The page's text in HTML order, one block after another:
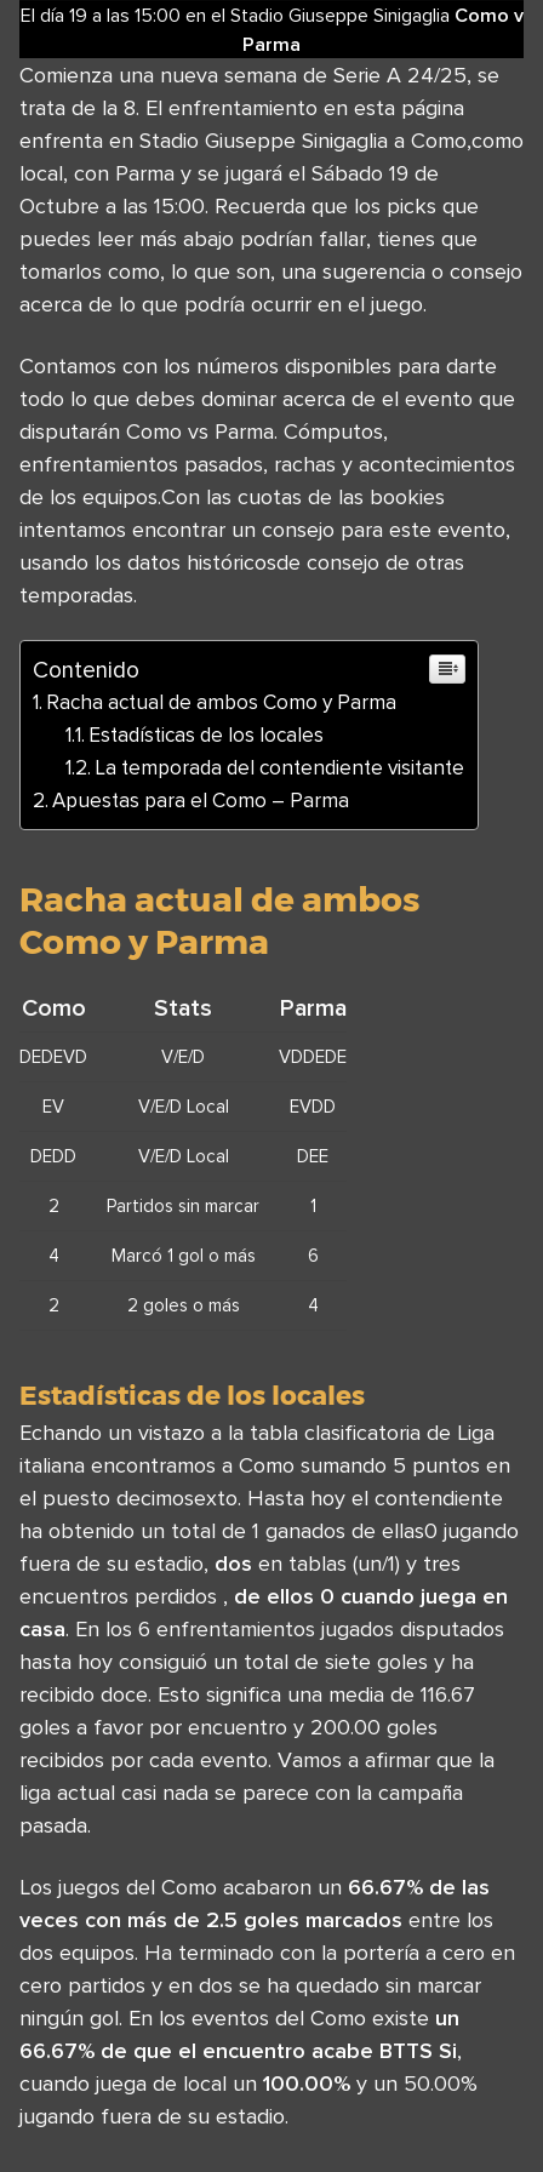
El día 19 a las 15:00 en el Stadio Giuseppe Sinigaglia Como v
Parma
Comienza una nueva semana de Serie A 24/25, se
trata de la 8. El enfrentamiento en esta página
enfrenta en Stadio Giuseppe Sinigaglia a Como,como
local, con Parma y se jugará el Sábado 19 de
Octubre a las 15:00. Recuerda que los picks que
puedes leer más abajo podrían fallar, tienes que
tomarlos como, lo que son, una sugerencia o consejo
acerca de lo que podría ocurrir en el juego.
Contamos con los números disponibles para darte
todo lo que debes dominar acerca de el evento que
disputarán Como vs Parma. Cómputos,
enfrentamientos pasados, rachas y acontecimientos
de los equipos.Con las cuotas de las bookies
intentamos encontrar un consejo para este evento,
usando los datos históricosde consejo de otras
temporadas.
Contenido
Racha actual de ambos Como y Parma
Estadísticas de los locales
La temporada del contendiente visitante
Apuestas para el Como – Parma
Racha actual de ambos
Como y Parma
Como Stats Parma
DEDEVD V/E/D VDDEDE
EV V/E/D Local EVDD
DEDD V/E/D Local DEE
2 Partidos sin marcar 1
4 Marcó 1 gol o más 6
2 2 goles o más 4
Estadísticas de los locales
Echando un vistazo a la tabla clasificatoria de Liga
italiana encontramos a Como sumando 5 puntos en
el puesto decimosexto. Hasta hoy el contendiente
ha obtenido un total de 1 ganados de ellas0 jugando
fuera de su estadio, dos en tablas (un/1) y tres
encuentros perdidos , de ellos 0 cuando juega en
casa. En los 6 enfrentamientos jugados disputados
hasta hoy consiguió un total de siete goles y ha
recibido doce. Esto significa una media de 116.67
goles a favor por encuentro y 200.00 goles
recibidos por cada evento. Vamos a afirmar que la
liga actual casi nada se parece con la campaña
pasada.
Los juegos del Como acabaron un 66.67% de las
veces con más de 2.5 goles marcados entre los
dos equipos. Ha terminado con la portería a cero en
cero partidos y en dos se ha quedado sin marcar
ningún gol. En los eventos del Como existe un
66.67% de que el encuentro acabe BTTS Si,
cuando juega de local un 100.00% y un 50.00%
jugando fuera de su estadio.